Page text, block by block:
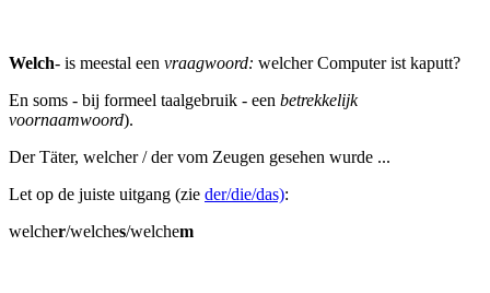
Welch- is meestal een vraagwoord: welcher Computer ist kaputt?
En soms - bij formeel taalgebruik - een betrekkelijk
voornaamwoord).
Der Täter, welcher / der vom Zeugen gesehen wurde ...
Let op de juiste uitgang (zie der/die/das):
welcher/welches/welchem